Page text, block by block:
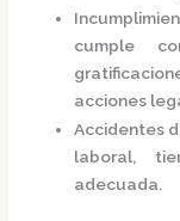
cumple
acciones
Accidentes
laboral,
adecuada.